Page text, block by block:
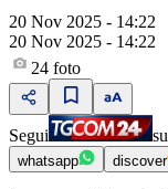
20 Nov 2025 - 14:22
20 Nov 2025 - 14:22
24 foto
Segui su
whatsapp discover